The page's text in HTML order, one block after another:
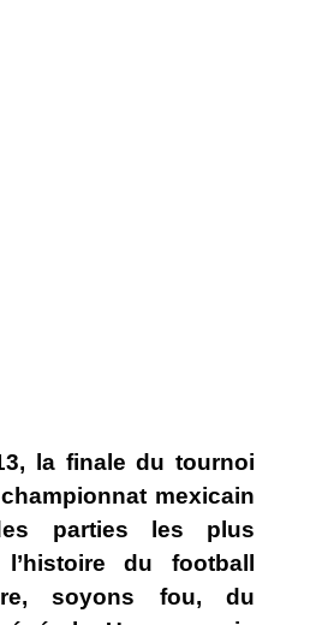
la finale du tournoi
mexicain
parties les plus
du football
soyons fou, du